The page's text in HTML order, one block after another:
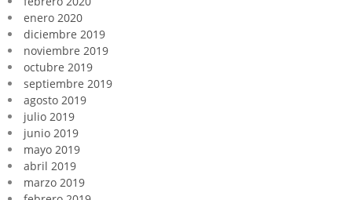
enero 2020
diciembre 2019
noviembre 2019
octubre 2019
septiembre 2019
agosto 2019
julio 2019
junio 2019
mayo 2019
abril 2019
marzo 2019